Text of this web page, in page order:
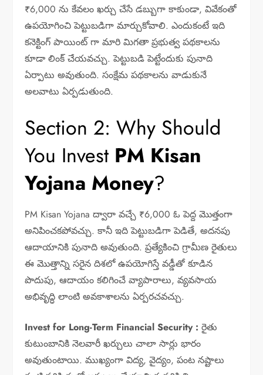
₹6,000 ను కేవలం ఖర్చు చేసే డబ్బుగా కాకుండా, వివేకంతో
ఉపయోగించి పెట్టుబడిగా మార్చుకోవాలి. ఎందుకంటే ఇది
కనెక్టింగ్ పాయింట్ గా మారి మిగతా ప్రభుత్వ పథకాలను
కూడా లింక్ చేయవచ్చు. పెట్టుబడి పెట్టేందుకు పునాది
ఏర్పాటు అవుతుంది. సంక్షేమ పథకాలను వాడుకునే
అలవాటు ఏర్పడుతుంది.
Section 2: Why Should
You Invest PM Kisan
Yojana Money?
PM Kisan Yojana ద్వారా వచ్చే ₹6,000 ఓ పెద్ద మొత్తంగా
అనిపించకపోవచ్చు. కానీ ఇది పెట్టుబడిగా పెడితే, అదనపు
ఆదాయానికి పునాది అవుతుంది. ప్రత్యేకించి గ్రామీణ రైతులు
ఈ మొత్తాన్ని సరైన దిశలో ఉపయోగిస్తే వడ్డీతో కూడిన
పొదుపు, ఆదాయం కలిగించే వ్యాపారాలు, వ్యవసాయ
అభివృద్ధి లాంటి అవకాశాలను ఏర్పరచవచ్చు.
Invest for Long-Term Financial Security : రైతు
కుటుంబానికి నెలవారీ ఖర్చులు చాలా సార్లు భారం
అవుతుంటాయి. ముఖ్యంగా విద్య, వైద్యం, పంట నష్టాలు